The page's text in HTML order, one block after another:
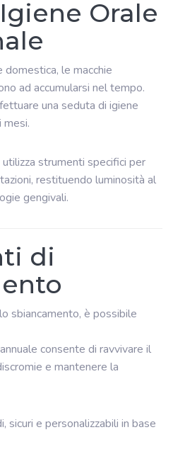
Orale
le macchie
ad accumularsi nel tempo.
una seduta di igiene
utilizza strumenti specifici per
restituendo luminosità al
gengivali.
di
sbiancamento, è possibile
consente di ravvivare il
e mantenere la
sicuri e personalizzabili in base